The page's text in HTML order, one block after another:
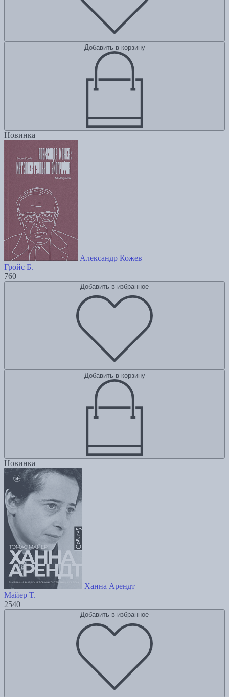
Добавить в корзину
Новинка
Александр Кожев
Гройс Б.
760
Добавить в избранное
Добавить в корзину
Новинка
Ханна Арендт
Майер Т.
2540
Добавить в избранное